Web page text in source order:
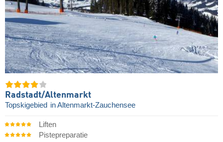
Radstadt/​Altenmarkt
Topskigebied in Altenmarkt-Zauchensee
Liften
Pistepreparatie